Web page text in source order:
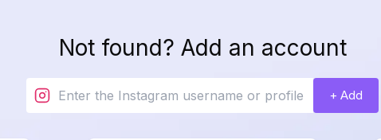
Not found? Add an account
+ Add